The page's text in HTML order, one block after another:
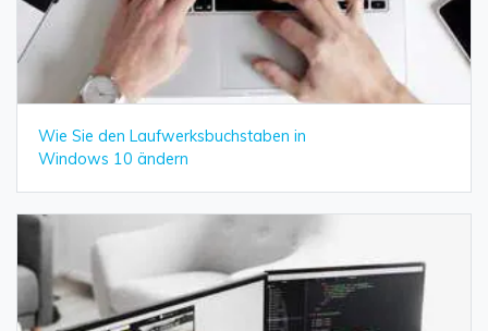
Wie Sie den Laufwerksbuchstaben in
Windows 10 ändern